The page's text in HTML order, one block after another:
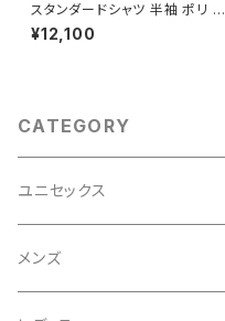
スタンダードシャツ 半袖 ポリ ブ
ルー
¥12,100
CATEGORY
ユニセックス
メンズ